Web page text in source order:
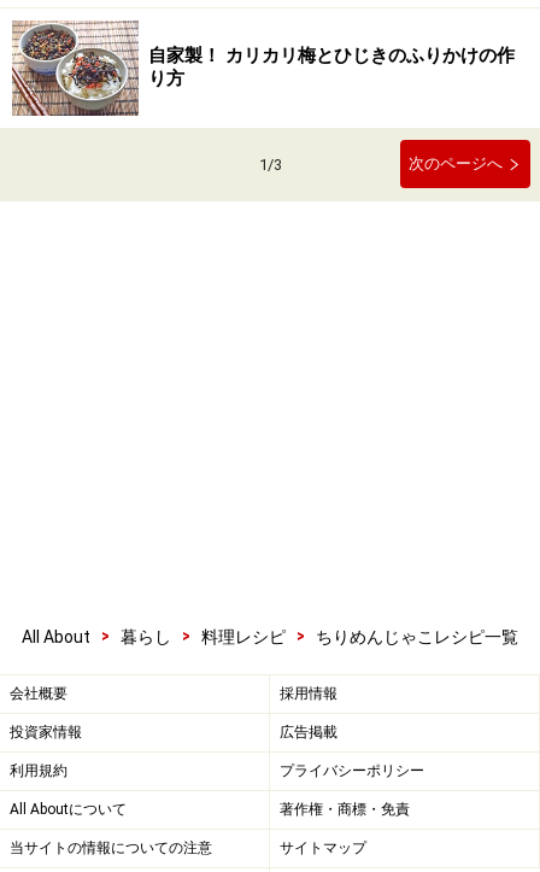
自家製！ カリカリ梅とひじきのふりかけの作
り方
1/3 次のページへ
All About > 暮らし > 料理レシピ > ちりめんじゃこレシピ一覧
会社概要 採用情報
投資家情報 広告掲載
利用規約 プライバシーポリシー
All Aboutについて 著作権・商標・免責
当サイトの情報についての注意 サイトマップ